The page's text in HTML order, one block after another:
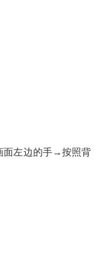
左边的手→按照背